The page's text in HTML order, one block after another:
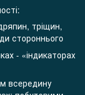
тріщин,
стороннього
- «індикаторах
всередину